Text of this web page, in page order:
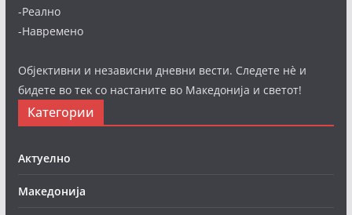
-Реално
-Навремено
Објективни и независни дневни вести. Следете нè и
бидете во тек со настаните во Македонија и светот!
Категории
Актуелно
Македонија